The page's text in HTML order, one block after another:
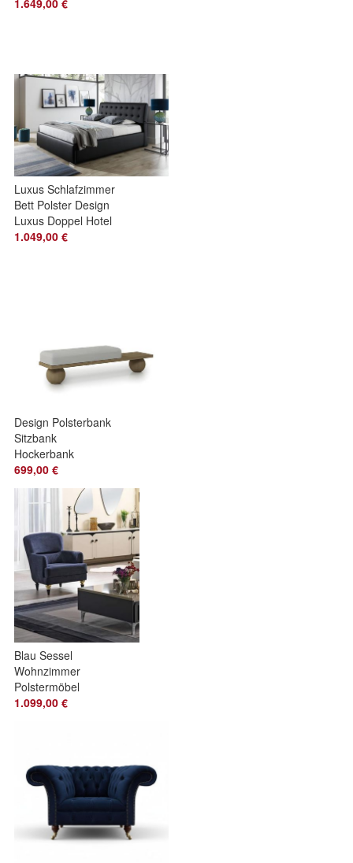
Tische Tisch S18-L
1.649,00 €
Luxus Schlafzimmer
Bett Polster Design
Luxus Doppel Hotel
Betten Chesterfield
1.049,00 €
Design Polsterbank
Sitzbank
Hockerbank
Fußbank Hocker
Fußhocker Polster
699,00 €
Blau Sessel
Wohnzimmer
Polstermöbel
Einrichtung Luxus
1.099,00 €